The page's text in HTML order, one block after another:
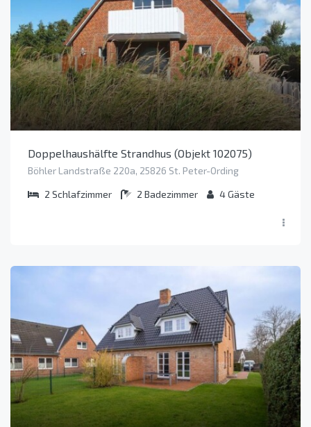
Doppelhaushälfte Strandhus (Objekt 102075)
Böhler Landstraße 220a, 25826 St. Peter-Ording
2 Schlafzimmer 2 Badezimmer 4Gäste